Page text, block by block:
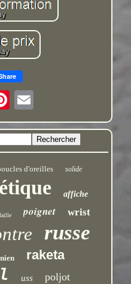
d'oreilles solide
affiche
poignet wrist
russe
raketa
uss poljot